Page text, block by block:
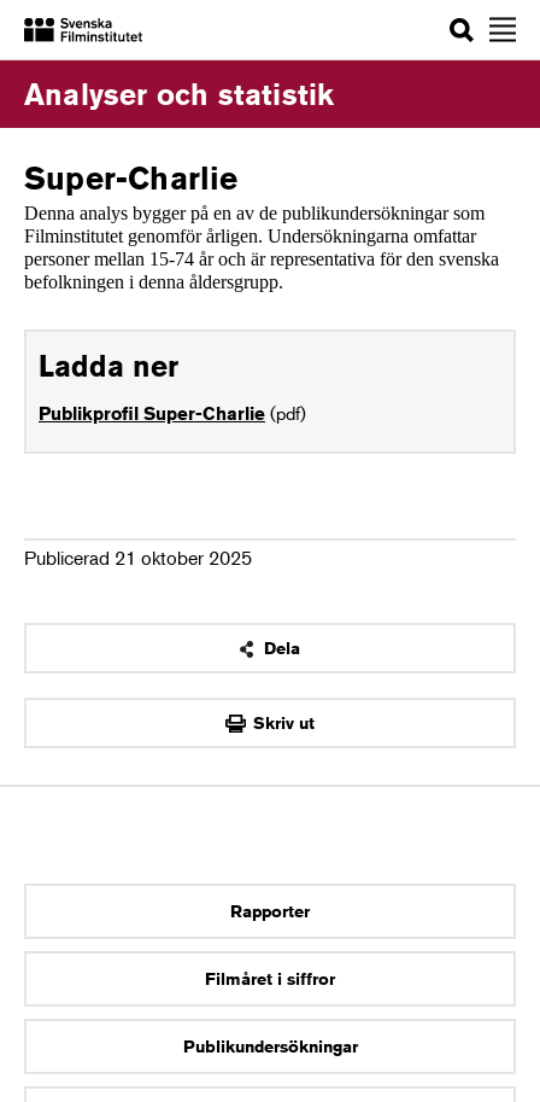
Sök
Analyser och statistik
Super-Charlie
Denna analys bygger på en av de publikundersökningar som
Filminstitutet genomför årligen. Undersökningarna omfattar
personer mellan 15-74 år och är representativa för den svenska
befolkningen i denna åldersgrupp.
Ladda ner
Publikprofil Super-Charlie (pdf)
Publicerad 21 oktober 2025
Dela
OK
Skriv ut
Rapporter
Filmåret i siffror
Publikundersökningar